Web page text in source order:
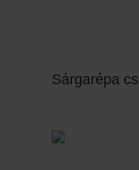
Sárgarépa